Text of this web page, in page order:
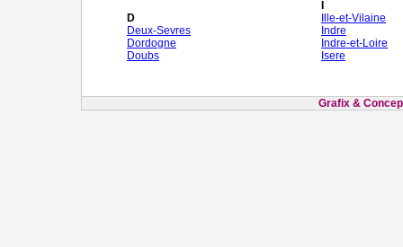
D
Deux-Sevres
Dordogne
Doubs
Ille-et-Vilaine
Indre
Indre-et-Loire
Isere
Grafix &